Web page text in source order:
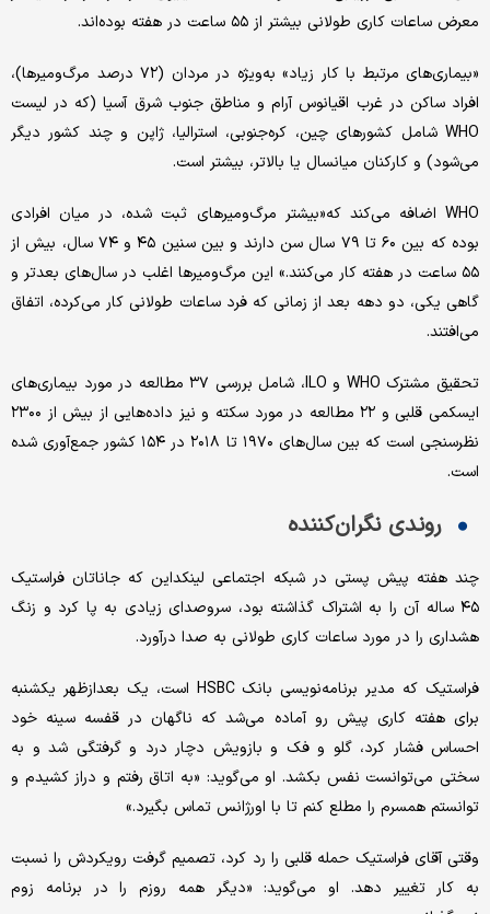
معرض ساعات کاری طولانی بیشتر از ۵۵ ساعت در هفته بوده‌اند.
«بیماری‌های مرتبط با کار زیاد» به‌ویژه در مردان (۷۲ درصد مرگ‌ومیرها)،
افراد ساکن در غرب اقیانوس آرام و مناطق جنوب شرق آسیا (که در لیست
WHO شامل کشورهای چین، کره‌جنوبی، استرالیا، ژاپن و چند کشور دیگر
می‌شود) و کارکنان میانسال یا بالاتر، بیشتر است.
WHO اضافه می‌کند که«بیشتر مرگ‌ومیرهای ثبت شده، در میان افرادی
بوده که بین ۶۰ تا ۷۹ سال سن دارند و بین سنین ۴۵ و ۷۴ سال، بیش از
۵۵ ساعت در هفته کار می‌کنند.» این مرگ‌ومیرها اغلب در سال‌های بعدتر و
گاهی یکی، دو دهه بعد از زمانی که فرد ساعات طولانی کار می‌کرده، اتفاق
می‌افتند.
تحقیق مشترک WHO و ILO، شامل بررسی ۳۷ مطالعه در مورد بیماری‌های
ایسکمی قلبی و ۲۲ مطالعه در مورد سکته و نیز داده‌هایی از بیش از ۲۳۰۰
نظرسنجی است که بین سال‌های ۱۹۷۰ تا ۲۰۱۸ در ۱۵۴ کشور جمع‌آوری شده
است.
روندی نگران‌کننده
چند هفته پیش پستی در شبکه اجتماعی لینکداین که جاناتان فراستیک
۴۵ ساله آن را به اشتراک گذاشته بود، سروصدای زیادی به پا کرد و زنگ
هشداری را در مورد ساعات کاری طولانی به صدا درآورد.
فراستیک که مدیر برنامه‌نویسی بانک HSBC است، یک بعدازظهر یکشنبه
برای هفته کاری پیش رو آماده می‌شد که ناگهان در قفسه سینه خود
احساس فشار کرد، گلو و فک و بازویش دچار درد و گرفتگی شد و به
سختی می‌توانست نفس بکشد. او می‌گوید: «به اتاق رفتم و دراز کشیدم و
توانستم همسرم را مطلع کنم تا با اورژانس تماس بگیرد.»
وقتی آقای فراستیک حمله قلبی را رد کرد، تصمیم گرفت رویکردش را نسبت
به کار تغییر دهد. او می‌گوید: «دیگر همه روزم را در برنامه زوم